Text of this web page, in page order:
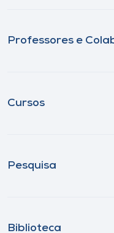
Professores e
Cursos
Pesquisa
Biblioteca